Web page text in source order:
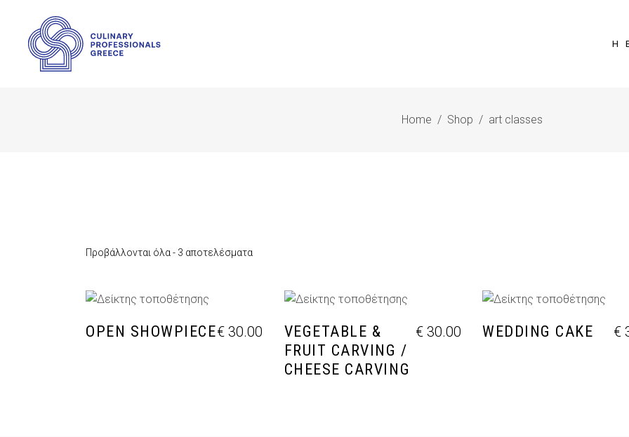
Η
Home / Shop / art classes
Προβάλλονται όλα - 3 αποτελέσματα
ΠΡΟΣΘΉΚΗ ΣΤΟ ΚΑΛΆΘΙ
OPEN SHOWPIECE€ 30.00
ΠΡΟΣΘΉΚΗ ΣΤΟ ΚΑΛΆΘΙ
VEGETABLE &
FRUIT CARVING /
CHEESE CARVING
€30.00
ΠΡΟΣΘΉΚΗ ΣΤΟ
WEDDING CAKE €